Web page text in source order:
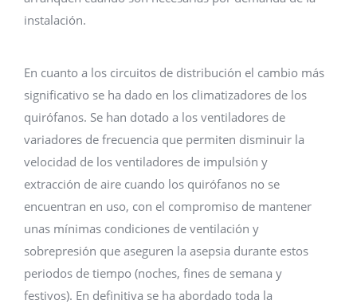
instalación.
En cuanto a los circuitos de distribución el cambio más
significativo se ha dado en los climatizadores de los
quirófanos. Se han dotado a los ventiladores de
variadores de frecuencia que permiten disminuir la
velocidad de los ventiladores de impulsión y
extracción de aire cuando los quirófanos no se
encuentran en uso, con el compromiso de mantener
unas mínimas condiciones de ventilación y
sobrepresión que aseguren la asepsia durante estos
periodos de tiempo (noches, fines de semana y
festivos). En definitiva se ha abordado toda la